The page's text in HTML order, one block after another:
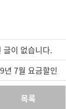
글이 없습니다.
년 7월 요금할인
목록